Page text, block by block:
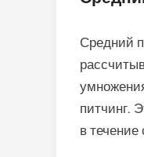
Средний
питчинг.
в течение